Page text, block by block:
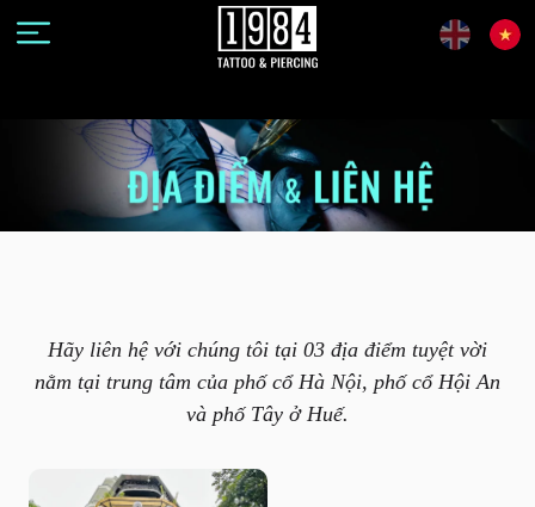
Hãy liên hệ với chúng tôi tại 03 địa điểm tuyệt vời
nằm tại trung tâm của phố cổ Hà Nội, phố cổ Hội An
và phố Tây ở Huế.